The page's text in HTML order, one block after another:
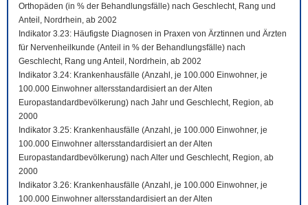
Orthopäden (in % der Behandlungsfälle) nach Geschlecht, Rang und
Anteil, Nordrhein, ab 2002
Indikator 3.23: Häufigste Diagnosen in Praxen von Ärztinnen und Ärzten
für Nervenheilkunde (Anteil in % der Behandlungsfälle) nach
Geschlecht, Rang ung Anteil, Nordrhein, ab 2002
Indikator 3.24: Krankenhausfälle (Anzahl, je 100.000 Einwohner, je
100.000 Einwohner altersstandardisiert an der Alten
Europastandardbevölkerung) nach Jahr und Geschlecht, Region, ab
2000
Indikator 3.25: Krankenhausfälle (Anzahl, je 100.000 Einwohner, je
100.000 Einwohner altersstandardisiert an der Alten
Europastandardbevölkerung) nach Alter und Geschlecht, Region, ab
2000
Indikator 3.26: Krankenhausfälle (Anzahl, je 100.000 Einwohner, je
100.000 Einwohner altersstandardisiert an der Alten